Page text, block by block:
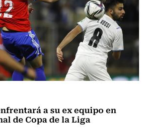
a su ex equipo en
de Copa de la Liga